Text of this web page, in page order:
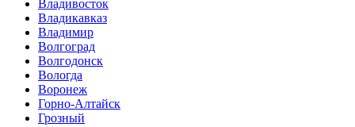
Владивосток
Владикавказ
Владимир
Волгоград
Волгодонск
Вологда
Воронеж
Горно-Алтайск
Грозный